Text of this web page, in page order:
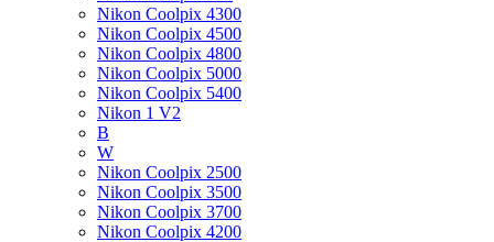
Nikon Coolpix 4300
Nikon Coolpix 4500
Nikon Coolpix 4800
Nikon Coolpix 5000
Nikon Coolpix 5400
Nikon 1 V2
B
W
Nikon Coolpix 2500
Nikon Coolpix 3500
Nikon Coolpix 3700
Nikon Coolpix 4200